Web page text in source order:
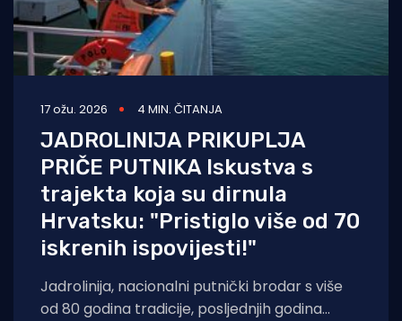
17 ožu. 2026 4 MIN. ČITANJA
JADROLINIJA PRIKUPLJA
PRIČE PUTNIKA Iskustva s
trajekta koja su dirnula
Hrvatsku: "Pristiglo više od 70
iskrenih ispovijesti!"
Jadrolinija, nacionalni putnički brodar s više
od 80 godina tradicije, posljednjih godina